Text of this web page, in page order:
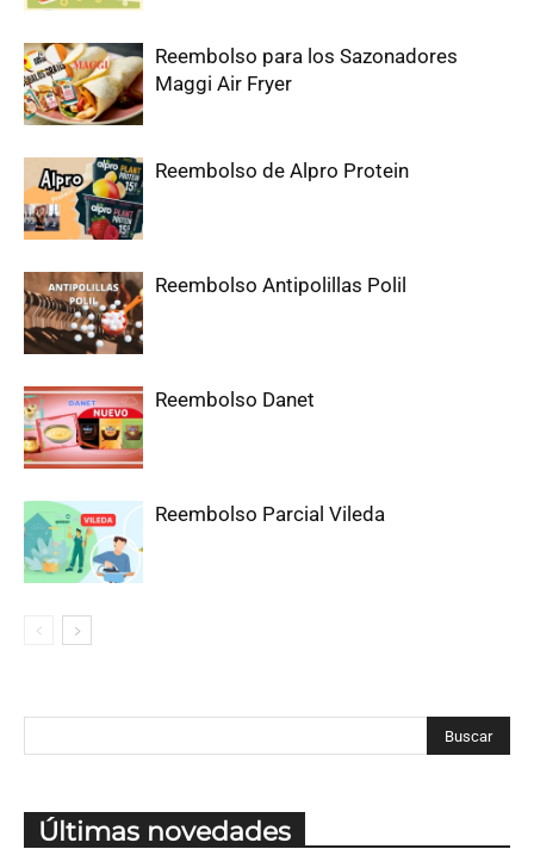
Reembolso para los Sazonadores
Maggi Air Fryer
Reembolso de Alpro Protein
Reembolso Antipolillas Polil
Reembolso Danet
Reembolso Parcial Vileda
Últimas novedades